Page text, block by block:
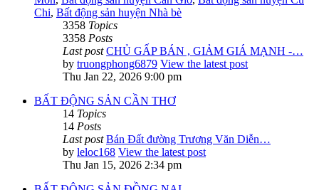
Chi, Bất động sản huyện Nhà bè
3358 Topics
3358 Posts
Last post CHỦ GẤP BÁN , GIẢM GIÁ MẠNH -…
by truongphong6879 View the latest post
Thu Jan 22, 2026 9:00 pm
BẤT ĐỘNG SẢN CẦN THƠ
14 Topics
14 Posts
Last post Bán Đất đường Trương Văn Diễn…
by leloc168 View the latest post
Thu Jan 15, 2026 2:34 pm